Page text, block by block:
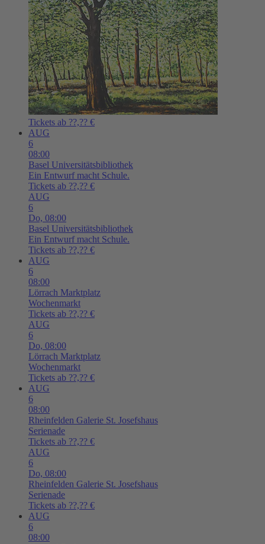
Tickets ab ??,?? €
AUG
6
08:00
Basel Universitätsbibliothek
Ein Entwurf macht Schule.
Tickets ab ??,?? €
AUG
6
Do, 08:00
Basel Universitätsbibliothek
Ein Entwurf macht Schule.
Tickets ab ??,?? €
AUG
6
08:00
Lörrach Marktplatz
Wochenmarkt
Tickets ab ??,?? €
AUG
6
Do, 08:00
Lörrach Marktplatz
Wochenmarkt
Tickets ab ??,?? €
AUG
6
08:00
Rheinfelden Galerie St. Josefshaus
Serienade
Tickets ab ??,?? €
AUG
6
Do, 08:00
Rheinfelden Galerie St. Josefshaus
Serienade
Tickets ab ??,?? €
AUG
6
08:00